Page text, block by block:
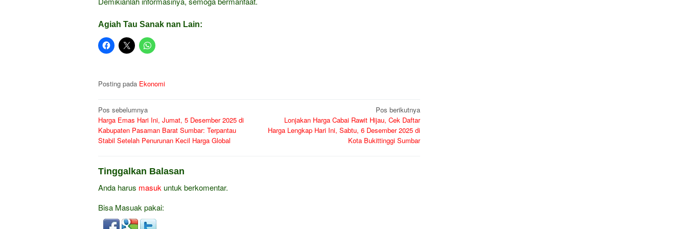
Agiah Tau Sanak nan Lain:
Posting pada Ekonomi
Navigasi
pos
Pos sebelumnya
Harga Emas Hari Ini, Jumat, 5 Desember 2025 di
Kabupaten Pasaman Barat Sumbar: Terpantau
Stabil Setelah Penurunan Kecil Harga Global
Pos berikutnya
Lonjakan Harga Cabai Rawit Hijau, Cek Daftar
Harga Lengkap Hari Ini, Sabtu, 6 Desember 2025 di
Kota Bukittinggi Sumbar
Tinggalkan Balasan
Anda harus masuk untuk berkomentar.
Bisa Masuak pakai: